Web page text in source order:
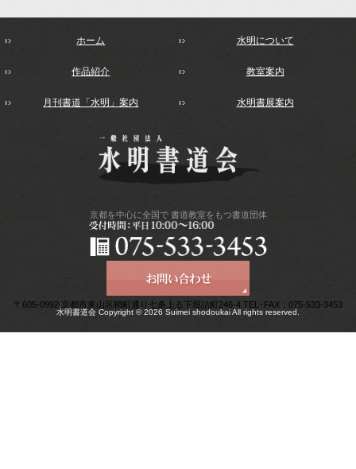
ホーム 水明について
作品紹介 教室案内
月刊書道「水明」案内 水明書展案内
京都を中心に全国で書道教室をもつ書道団体
〒605-0992 京都市東山区鞘町通り七条上る下堀詰町246-4 TEL･FAX：075-533-3453
水明書道会 Copyright © 2026 Suimei shodoukai All rights reserved.